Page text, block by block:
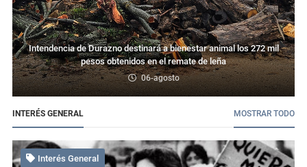
Intendencia de Durazno destinará a bienestar animal los 272 mil
pesos obtenidos en el remate de leña
06-agosto
INTERÉS GENERAL MOSTRAR TODO
Interés General